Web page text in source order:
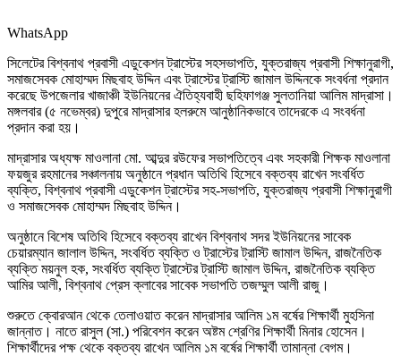
WhatsApp
সিলেটের বিশ্বনাথ প্রবাসী এডুকেশন ট্রাস্টের সহসভাপতি, যুক্তরাজ্য প্রবাসী শিক্ষানুরাগী,
সমাজসেবক মোহাম্মদ মিছবাহ উদ্দিন এবং ট্রাস্টের ট্রাস্টি জামাল উদ্দিনকে সংবর্ধনা প্রদান
করেছে উপজেলার খাজাঞ্চী ইউনিয়নের ঐতিহ্যবাহী ছহিফাগঞ্জ সুলতানিয়া আলিম মাদ্রাসা।
মঙ্গলবার (৫ নভেম্বর) দুপুরে মাদ্রাসার হলরুমে আনুষ্ঠানিকভাবে তাদেরকে এ সংবর্ধনা
প্রদান করা হয়।
মাদ্রাসার অধ্যক্ষ মাওলানা মো. আব্দুর রউফের সভাপতিত্বে এবং সহকারী শিক্ষক মাওলানা
ফয়জুর রহমানের সঞ্চালনায় অনুষ্ঠানে প্রধান অতিথি হিসেবে বক্তব্য রাখেন সংবর্ধিত
ব্যক্তি, বিশ্বনাথ প্রবাসী এডুকেশন ট্রাস্টের সহ-সভাপতি, যুক্তরাজ্য প্রবাসী শিক্ষানুরাগী
ও সমাজসেবক মোহাম্মদ মিছবাহ উদ্দিন।
অনুষ্ঠানে বিশেষ অতিথি হিসেবে বক্তব্য রাখেন বিশ্বনাথ সদর ইউনিয়নের সাবেক
চেয়ারম্যান জালাল উদ্দিন, সংবর্ধিত ব্যক্তি ও ট্রাস্টের ট্রাস্টি জামাল উদ্দিন, রাজনৈতিক
ব্যক্তি ময়নুল হক, সংবর্ধিত ব্যক্তি ট্রাস্টের ট্রাস্টি জামাল উদ্দিন, রাজনৈতিক ব্যক্তি
আমির আলী, বিশ্বনাথ প্রেস ক্লাবের সাবেক সভাপতি তজম্মুল আলী রাজু।
শুরুতে ক্বোরআন থেকে তেলাওয়াত করেন মাদ্রাসার আলিম ১ম বর্ষের শিক্ষার্থী মুহসিনা
জান্নাত। নাতে রাসুল (সা.) পরিবেশন করেন অষ্টম শ্রেণির শিক্ষার্থী মিনার হোসেন।
শিক্ষার্থীদের পক্ষ থেকে বক্তব্য রাখেন আলিম ১ম বর্ষের শিক্ষার্থী তামান্না বেগম।